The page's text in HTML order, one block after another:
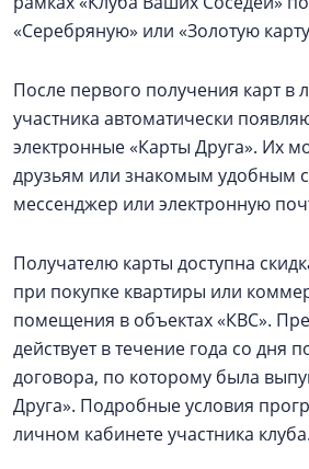
«Серебряную» или «Золотую
После первого получения карт в
участника автоматически
электронные «Карты Друга». Их
друзьям или знакомым удобным
мессенджер или электронную
Получателю карты доступна
при покупке квартиры или
помещения в объектах «КВС».
действует в течение года со дня
договора, по которому была
Друга». Подробные условия
личном кабинете участника клуба.